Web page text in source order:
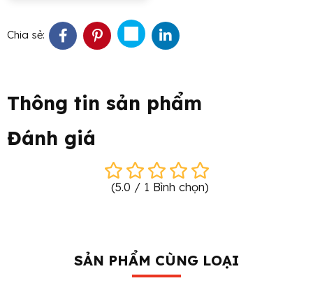
Chia sẻ:
Thông tin sản phẩm
Đánh giá
(5.0 / 1 Bình chọn)
SẢN PHẨM CÙNG LOẠI